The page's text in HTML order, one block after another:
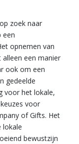
zoek naar
een
opnemen van
een manier
ook om een
gedeelde
voor het lokale,
voor
of Gifts. Het
lokale
bewustzijn